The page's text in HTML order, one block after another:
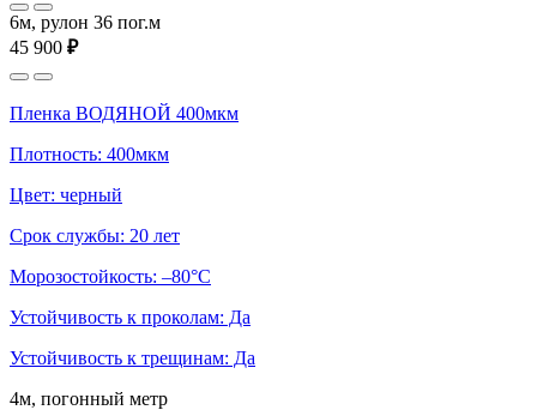
6м, рулон 36 пог.м
45 900 ₽
Пленка ВОДЯНОЙ 400мкм
Плотность: 400мкм
Цвет: черный
Срок службы: 20 лет
Морозостойкость: –80°С
Устойчивость к проколам: Да
Устойчивость к трещинам: Да
4м, погонный метр